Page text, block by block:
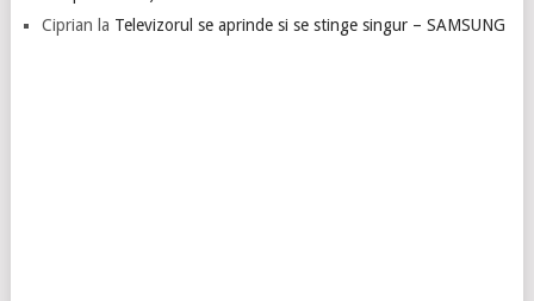
Ciprian la Televizorul se aprinde si se stinge singur – SAMSUNG